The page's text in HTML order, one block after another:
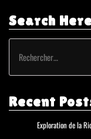
Search Here
Rechercher :
Recent
Exploration de la